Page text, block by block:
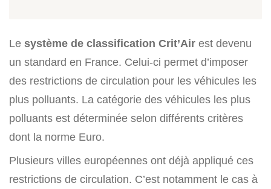
Le système de classification Crit’Air est devenu
un standard en France. Celui-ci permet d’imposer
des restrictions de circulation pour les véhicules les
plus polluants. La catégorie des véhicules les plus
polluants est déterminée selon différents critères
dont la norme Euro.
Plusieurs villes européennes ont déjà appliqué ces
restrictions de circulation. C’est notamment le cas à